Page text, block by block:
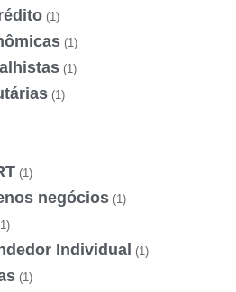
(1)
(1)
(1)
(1)
(1)
negócios (1)
Individual (1)
(1)